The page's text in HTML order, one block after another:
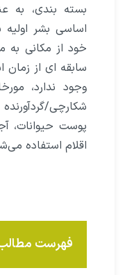
بسته بندى، به
اساسى بشر
خود از مکانی به
سابقه اى از زمان
وجود ندارد،
شکارچى/
پوست حیوانات،
اقلام استفاده
فهرست